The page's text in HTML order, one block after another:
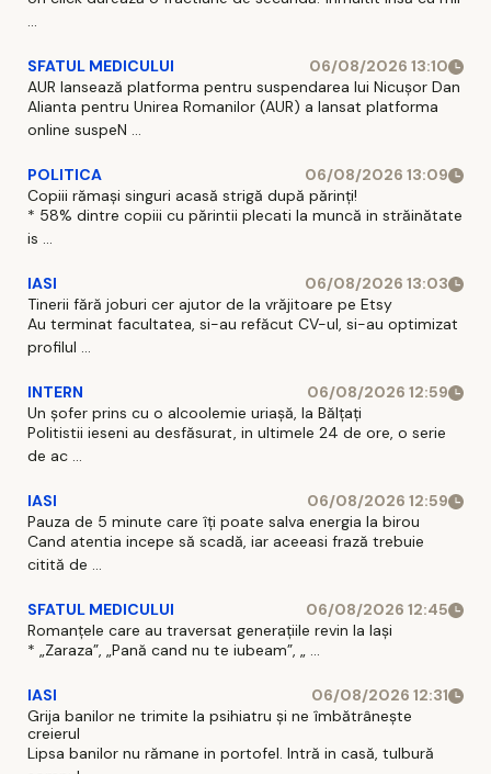
...
SFATUL MEDICULUI
06/08/2026 13:10
AUR lansează platforma pentru suspendarea lui Nicușor Dan
Alianta pentru Unirea Romanilor (AUR) a lansat platforma
online suspeN ...
POLITICA
06/08/2026 13:09
Copiii rămași singuri acasă strigă după părinți!
* 58% dintre copiii cu părintii plecati la muncă in străinătate
is ...
IASI
06/08/2026 13:03
Tinerii fără joburi cer ajutor de la vrăjitoare pe Etsy
Au terminat facultatea, si-au refăcut CV-ul, si-au optimizat
profilul ...
INTERN
06/08/2026 12:59
Un șofer prins cu o alcoolemie uriașă, la Bălțați
Politistii ieseni au desfăsurat, in ultimele 24 de ore, o serie
de ac ...
IASI
06/08/2026 12:59
Pauza de 5 minute care îți poate salva energia la birou
Cand atentia incepe să scadă, iar aceeasi frază trebuie
citită de ...
SFATUL MEDICULUI
06/08/2026 12:45
Romanțele care au traversat generațiile revin la Iași
* „Zaraza”, „Pană cand nu te iubeam”, „ ...
IASI
06/08/2026 12:31
Grija banilor ne trimite la psihiatru și ne îmbătrânește
creierul
Lipsa banilor nu rămane in portofel. Intră in casă, tulbură